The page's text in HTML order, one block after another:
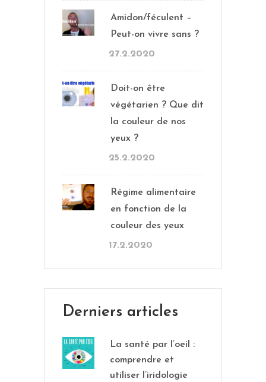
Amidon/féculent –
Peut-on vivre sans ?
27.2.2020
Doit-on être
végétarien ? Que dit
la couleur de nos
yeux ?
25.2.2020
Régime alimentaire
en fonction de la
couleur des yeux
17.2.2020
Derniers articles
La santé par l’oeil :
comprendre et
utiliser l’iridologie